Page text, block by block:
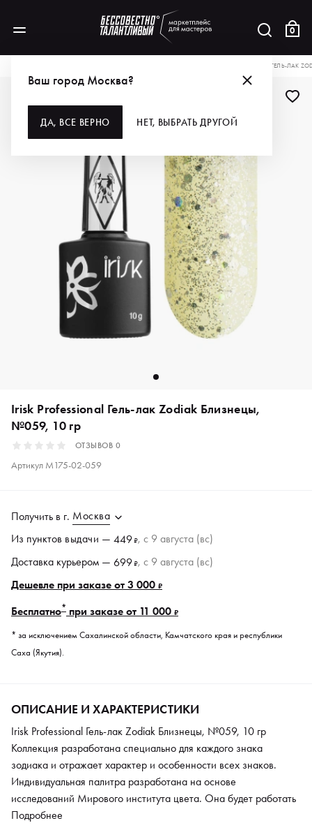
0
Ваш город Москва?
ДА, ВСЕ ВЕРНО НЕТ, ВЫБРАТЬ ДРУГОЙ
IRISK PROFESSIONAL ГЕЛЬ-ЛАК
Irisk Professional Гель-лак Zodiak Близнецы,
№059, 10 гр
ОТЗЫВОВ 0
Артикул М175-02-059
Получить в г. Москва
Из пунктов выдачи — 449₽, c 9 августа (вс)
Доставка курьером — 699₽, c 9 августа (вс)
Дешевле при заказе от 3 000 ₽
Бесплатно* при заказе от 11 000 ₽
* за исключением Сахалинской области, Камчатского края и республики
Саха (Якутия).
ОПИСАНИЕ И ХАРАКТЕРИСТИКИ
Irisk Professional Гель-лак Zodiak Близнецы, №059, 10 гр
Коллекция разработана специально для каждого знака
зодиака и отражает характер и особенности всех знаков.
Индивидуальная палитра разработана на основе
исследований Мирового института цвета. Она будет работать
в качестве талисмана и отражать индивидуальность личности.
Подробнее